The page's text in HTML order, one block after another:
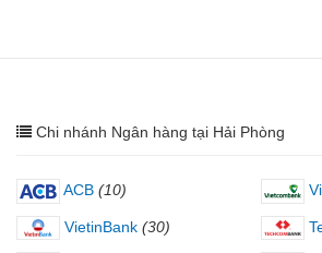
Chi nhánh Ngân hàng tại Hải Phòng
ACB (10)
VietinBank (30)